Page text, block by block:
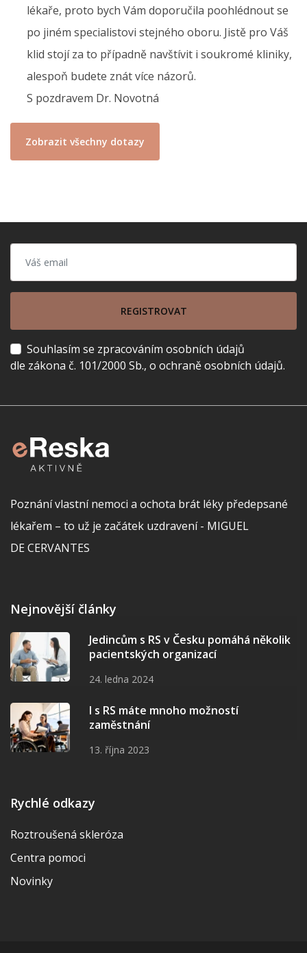
lékaře, proto bych Vám doporučila poohlédnout se
po jiném specialistovi stejného oboru. Jistě pro Váš
klid stojí za to případně navštívit i soukromé kliniky,
alespoň budete znát více názorů.
S pozdravem Dr. Novotná
Zobrazit všechny dotazy
REGISTROVAT
Souhlasím se zpracováním osobních údajů
dle zákona č. 101/2000 Sb., o ochraně osobních údajů.
Poznání vlastní nemoci a ochota brát léky předepsané
lékařem – to už je začátek uzdravení - MIGUEL
DE CERVANTES
Nejnovější články
Jedincům s RS v Česku pomáhá několik
pacientských organizací
24. ledna 2024
I s RS máte mnoho možností
zaměstnání
13. října 2023
Rychlé odkazy
Roztroušená skleróza
Centra pomoci
Novinky